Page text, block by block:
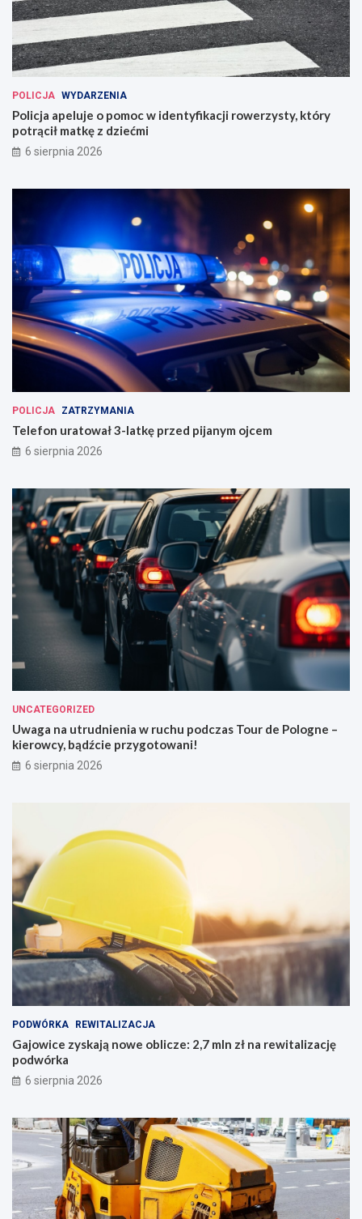
POLICJA WYDARZENIA
Policja apeluje o pomoc w identyfikacji rowerzysty, który
potrącił matkę z dziećmi
6 sierpnia 2026
POLICJA ZATRZYMANIA
Telefon uratował 3-latkę przed pijanym ojcem
6 sierpnia 2026
UNCATEGORIZED
Uwaga na utrudnienia w ruchu podczas Tour de Pologne –
kierowcy, bądźcie przygotowani!
6 sierpnia 2026
PODWÓRKA REWITALIZACJA
Gajowice zyskają nowe oblicze: 2,7 mln zł na rewitalizację
podwórka
6 sierpnia 2026